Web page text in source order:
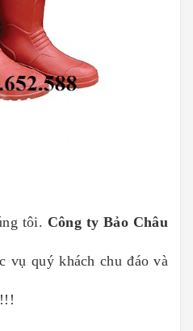
tôi. Công ty Bảo Châu
vụ quý khách chu đáo và